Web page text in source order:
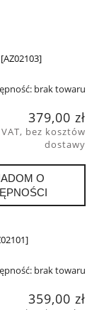
brak towaru
379,00 zł
bez kosztów
dostawy
O
brak towaru
359,00 zł